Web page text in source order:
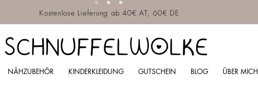
Kostenlose Lieferung ab 40€ AT, 60€ DE
SCHNUFFELWOLKE
NÄHZUBEHÖR KINDERKLEIDUNG GUTSCHEIN BLOG ÜBER MICH